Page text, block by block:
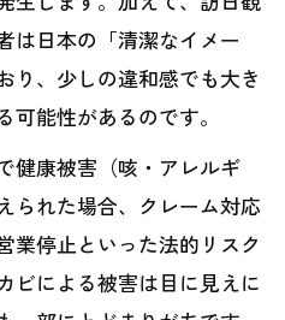
は日本の「清潔なイメー
り、少しの違和感でも大き
能性があるのです。
健康被害（咳・アレルギ
られた場合、クレーム対応
業停止といった法的リスク
ビによる被害は目に見えに